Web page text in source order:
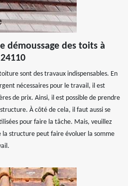
démoussage des toits à
sont des travaux indispensables. En
nécessaires pour le travail, il est
de prix. Ainsi, il est possible de prendre
À côté de cela, il faut aussi se
pour faire la tâche. Mais, veuillez
la structure peut faire évoluer la somme